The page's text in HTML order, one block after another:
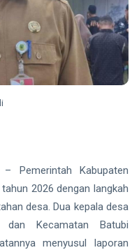
– Pemerintah Kabupaten
2026 dengan langkah
desa. Dua kepala desa
Kecamatan Batubi
menyusul laporan